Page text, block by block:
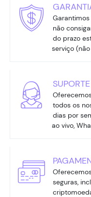
não
do prazo
serviço
todos os
dias por
ao vivo,
seguras,